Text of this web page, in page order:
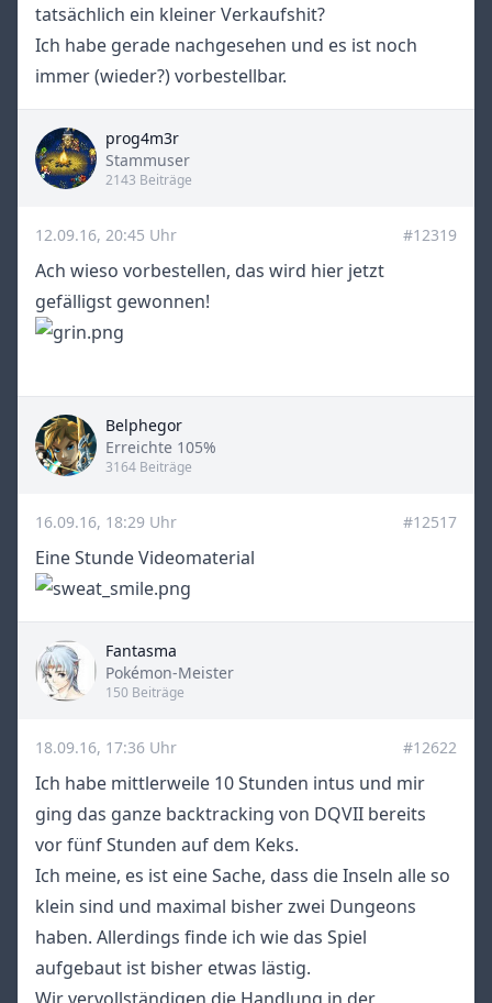
tatsächlich ein kleiner Verkaufshit?
Ich habe gerade nachgesehen und es ist noch
immer (wieder?) vorbestellbar.
prog4m3r
Title
Stammuser
2143 Beiträge
12.09.16, 20:45 Uhr #12319
Ach wieso vorbestellen, das wird hier jetzt
gefälligst gewonnen!
Belphegor
Title
Erreichte 105%
3164 Beiträge
16.09.16, 18:29 Uhr #12517
Eine Stunde Videomaterial
Fantasma
Title
Pokémon-Meister
150 Beiträge
18.09.16, 17:36 Uhr #12622
Ich habe mittlerweile 10 Stunden intus und mir
ging das ganze backtracking von DQVII bereits
vor fünf Stunden auf dem Keks.
Ich meine, es ist eine Sache, dass die Inseln alle so
klein sind und maximal bisher zwei Dungeons
haben. Allerdings finde ich wie das Spiel
aufgebaut ist bisher etwas lästig.